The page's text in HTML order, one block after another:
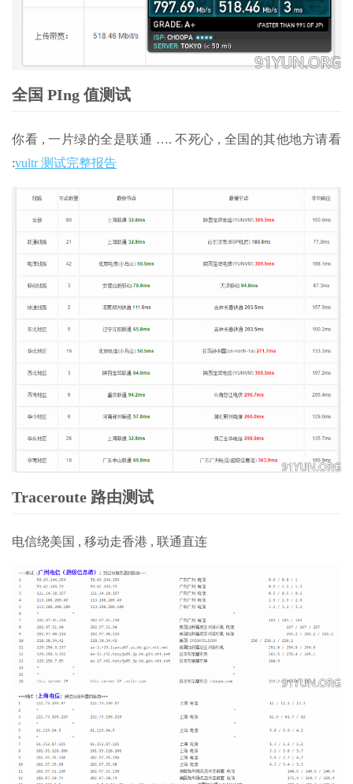
全国 PIng 值测试
你看 , 一片绿的全是联通 …. 不死心 , 全国的其他地方请看
:vultr 测试完整报告
Traceroute 路由测试
电信绕美国 , 移动走香港 , 联通直连